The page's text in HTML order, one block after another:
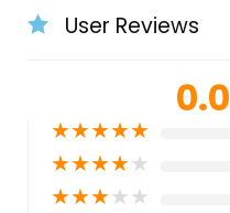
User Reviews
0.0
★★★★★
★★★★★
★★★★★